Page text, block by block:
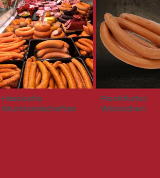
Hessische
Wurstandschaften
Frankfurter
Würstchen